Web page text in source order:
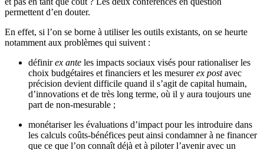
permettent d’en douter.
En effet, si l’on se borne à utiliser les outils existants, on se heurte
notamment aux problèmes qui suivent :
définirex ante les impacts sociaux visés pour rationaliser les
choix budgétaires et financiers et les mesurerex postavec
précision devient difficile quand il s’agit de capital humain,
d’innovations et de très long terme, où il y aura toujours une
part de non-mesurable ;
monétariser les évaluations d’impact pour les introduire dans
les calculs coûts-bénéfices peut ainsi condamner à ne financer
que ce que l’on connaît déjà et à piloter l’avenir avec un